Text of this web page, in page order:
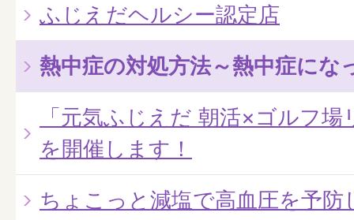
ふじえだヘルシー認定店
熱中症の対処方法～熱中症にな
「元気ふじえだ 朝活×ゴルフ
を開催します！
ちょこっと減塩で高血圧を予防